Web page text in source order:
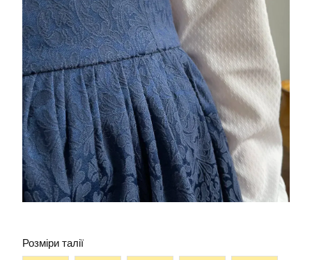
Розміри талії